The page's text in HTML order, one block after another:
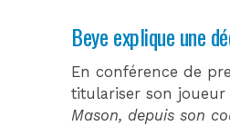
Beye explique une
En conférence de
titulariser son
Mason, depuis son